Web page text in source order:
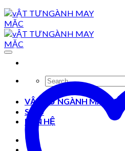
Search
for:
VẬT TƯ NGÀNH MAY MẶC
Shop
LIÊN HỆ